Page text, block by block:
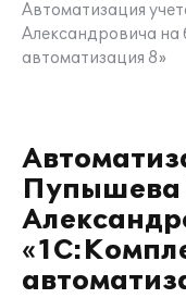
Автоматизация
Александровича на
автоматизация 8»
Пупышева